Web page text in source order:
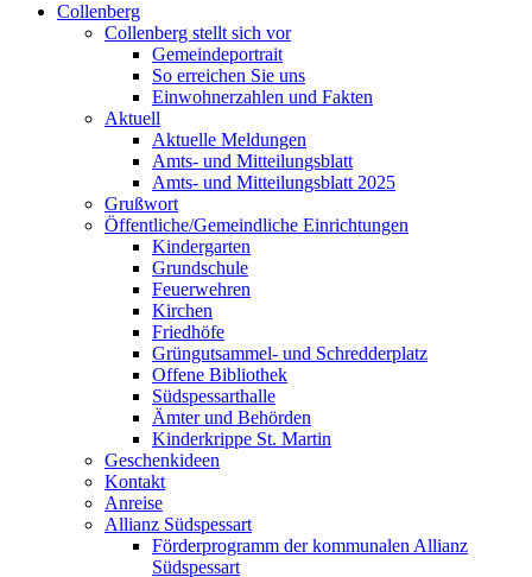
Collenberg
Collenberg stellt sich vor
Gemeindeportrait
So erreichen Sie uns
Einwohnerzahlen und Fakten
Aktuell
Aktuelle Meldungen
Amts- und Mitteilungsblatt
Amts- und Mitteilungsblatt 2025
Grußwort
Öffentliche/Gemeindliche Einrichtungen
Kindergarten
Grundschule
Feuerwehren
Kirchen
Friedhöfe
Grüngutsammel- und Schredderplatz
Offene Bibliothek
Südspessarthalle
Ämter und Behörden
Kinderkrippe St. Martin
Geschenkideen
Kontakt
Anreise
Allianz Südspessart
Förderprogramm der kommunalen Allianz
Südspessart